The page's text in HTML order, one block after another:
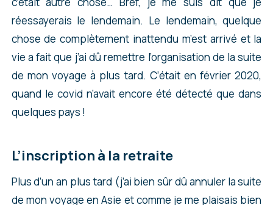
réessayerais le lendemain. Le lendemain, quelque
chose de complètement inattendu m’est arrivé et la
vie a fait que j’ai dû remettre l’organisation de la suite
de mon voyage à plus tard. C’était en février 2020,
quand le covid n’avait encore été détecté que dans
quelques pays !
L’inscription à la retraite
Plus d’un an plus tard (j’ai bien sûr dû annuler la suite
de mon voyage en Asie et comme je me plaisais bien